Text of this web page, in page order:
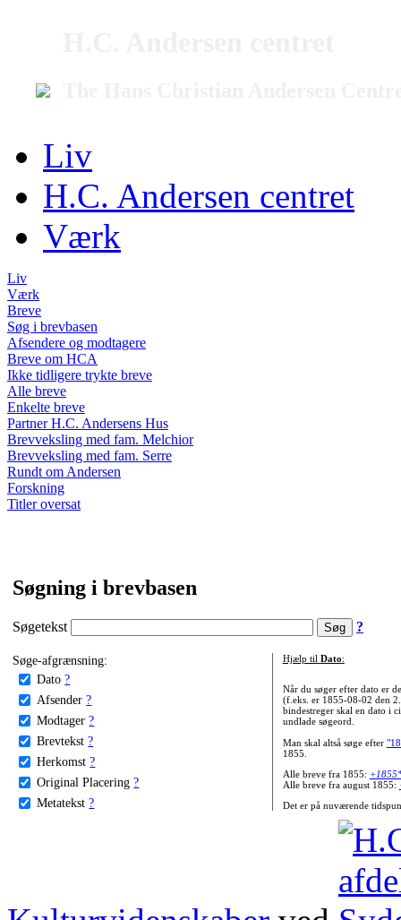
Liv
H.C. Andersen centret
Værk
Liv
Værk
Breve
Søg i brevbasen
Afsendere og modtagere
Breve om HCA
Ikke tidligere trykte breve
Alle breve
Enkelte breve
Partner H.C. Andersens Hus
Brevveksling med fam. Melchior
Brevveksling med fam. Serre
Rundt om Andersen
Forskning
Titler oversat
Søgning i brevbasen
Søgetekst ?
Søge-afgrænsning:
Dato ?
Afsender ?
Modtager ?
Brevtekst ?
Herkomst ?
Original Placering ?
Metatekst ?
Hjælp til Dato:
Når du søger efter dato er
(f.eks. er 1855-08-02 den
bindestreger skal en dato i
undlade søgeord.
Man skal altså søge efter
1855.
Alle breve fra 1855:
Alle breve fra august 1855:
Det er på nuværende